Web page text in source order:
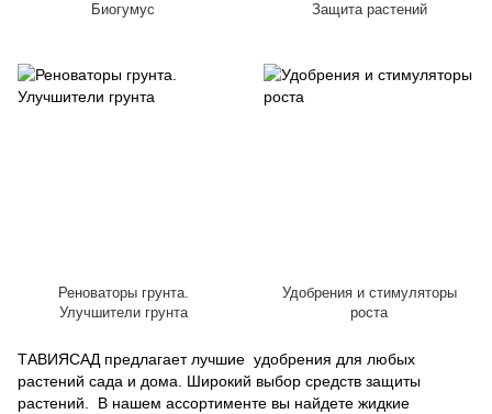
ТАВИЯСАД предлагает лучшие удобрения для любых
растений сада и дома. Широкий выбор средств защиты
растений. В нашем ассортименте вы найдете жидкие
Биогумус Защита растений
Реноваторы грунта.
Улучшители грунта
Удобрения и стимуляторы
роста